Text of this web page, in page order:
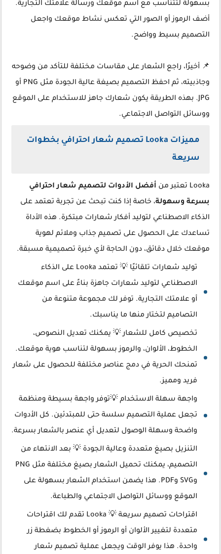
بسهولة لتتناسب مع اسم موقعك ورسالة علامتك التجارية.
أضف الرموز أو الصور التي تعكس نشاط موقعك واجعل
التصميم بسيط وواضح.
📌 أخيرًا، راجع الشعار على مقاسات مختلفة للتأكد من وضوحه
وجاذبيته، ثم احفظ التصميم بصيغة عالية الجودة مثل PNG أو
JPG. بهذه الطريقة يكون شعارك جاهز للاستخدام على الموقع
ووسائل التواصل الاجتماعي.
مميزات Looka تصميم شعار احترافي بخطوات
سريعة
Looka تعتبر من
أفضل الأدوات لتصميم شعار احترافي
بسرعة وسهولة، خاصة إذا كنت تبحث عن تجربة تعتمد على
الذكاء الاصطناعي لتوليد أفكار شعارات مبتكرة. هذه الأداة
تساعدك على الحصول على تصميم جذاب وملائم لهوية
موقعك خلال دقائق، دون الحاجة لأي خبرة تصميمية مسبقة.
توليد شعارات تلقائيًا 💡 تعتمد Looka على الذكاء
الاصطناعي لتوليد شعارات جاهزة بناءً على اسم موقعك
أو علامتك التجارية. توفر لك مجموعة متنوعة من
التصاميم لتختار منها ما يناسبك.
تخصيص كامل للشعار 💡 يمكنك تعديل النصوص،
الخطوط، الألوان، والرموز بسهولة لتناسب هوية موقعك.
تمنحك الحرية في دمج عناصر مختلفة للحصول على شعار
فريد ومميز.
واجهة سهلة الاستخدام 💡توفر واجهة بسيطة ومنظمة
تجعل عملية التصميم سلسة حتى للمبتدئين. كل الأدوات
واضحة وسهلة الوصول لتعديل أي عنصر بالشعار بسرعة.
التنزيل بصيغ متعددة وعالية الجودة 💡 بعد الانتهاء من
التصميم، يمكنك تحميل الشعار بصيغ مختلفة مثل PNG
وSVG وPDF. هذا يضمن استخدام الشعار بسهولة على
الموقع ووسائل التواصل الاجتماعي والطباعة.
اقتراحات تصميم سريعة 💡 Looka تقدم لك اقتراحات
متعددة لتغيير الألوان أو الرموز أو الخطوط بضغطة زر
واحدة. هذا يوفر الوقت ويجعل عملية تصميم شعار